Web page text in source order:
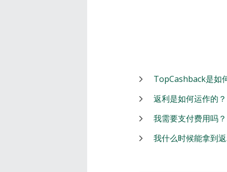
TopCashback是如
返利是如何运作的？
我需要支付费用吗？
我什么时候能拿到